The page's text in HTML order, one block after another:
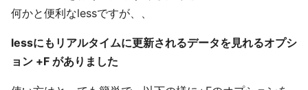
何かと便利なlessですが、、
lessにもリアルタイムに更新されるデータを見れるオプシ
ョン +F がありました